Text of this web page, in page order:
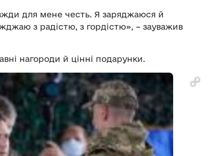
для мене честь. Я заряджаюся й
з радістю, з гордістю», – зауважив
нагороди й цінні подарунки.